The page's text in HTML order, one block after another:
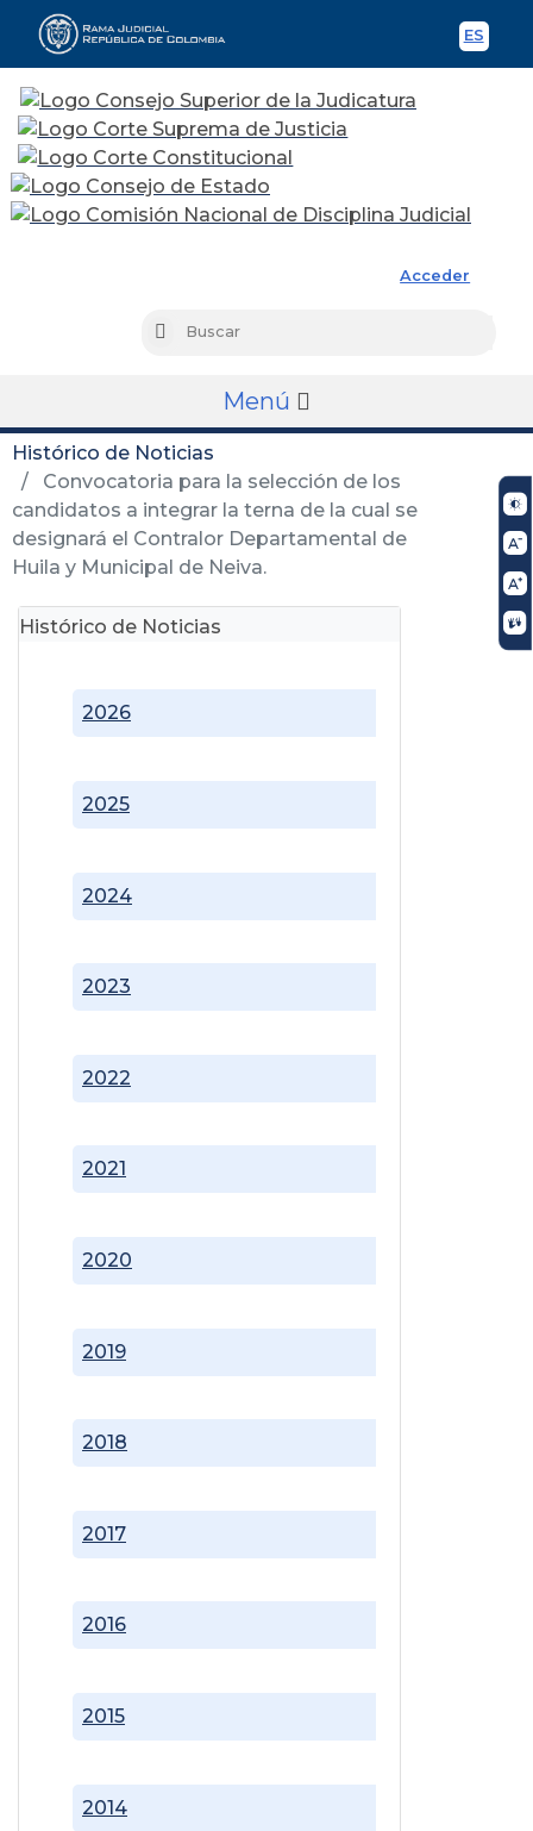
ES
Acceder
Buscar
Menú
Histórico de Noticias
Convocatoria para la selección de los
candidatos a integrar la terna de la cual se
designará el Contralor Departamental de
Huila y Municipal de Neiva.
Histórico de Noticias
2014
2015
2016
2017
2018
2019
2020
2021
2022
2023
2024
2025
2026